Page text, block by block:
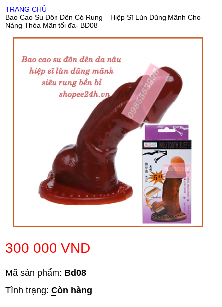
TRANG CHỦ
Bao Cao Su Đôn Dên Có Rung – Hiệp Sĩ Lùn Dũng Mãnh Cho
Nàng Thỏa Mãn tối đa- BD08
300 000 VND
Mã sản phẩm: Bd08
Tình trạng: Còn hàng